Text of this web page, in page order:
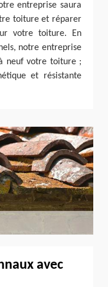
entreprise saura
toiture et réparer
votre toiture. En
notre entreprise
neuf votre toiture ;
et résistante
avec